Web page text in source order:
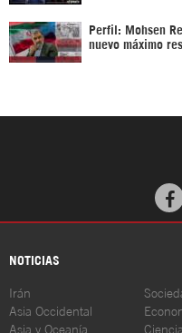
Perfil: Mohsen
nuevo máximo
NOTICIAS
Irán
Asia Occidental
Asia y Oceanía